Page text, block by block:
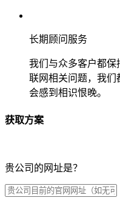
长期顾问服务
我们与众多客户都保
联网相关问题，我们
会感到相识恨晚。
获取方案
贵公司的网址是？